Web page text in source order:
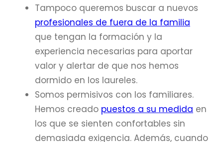
Tampoco queremos buscar a nuevos
profesionales de fuera de la familia
que tengan la formación y la
experiencia necesarias para aportar
valor y alertar de que nos hemos
dormido en los laureles.
Somos permisivos con los familiares.
Hemos creado puestos a su medida en
los que se sienten confortables sin
demasiada exigencia. Además, cuando